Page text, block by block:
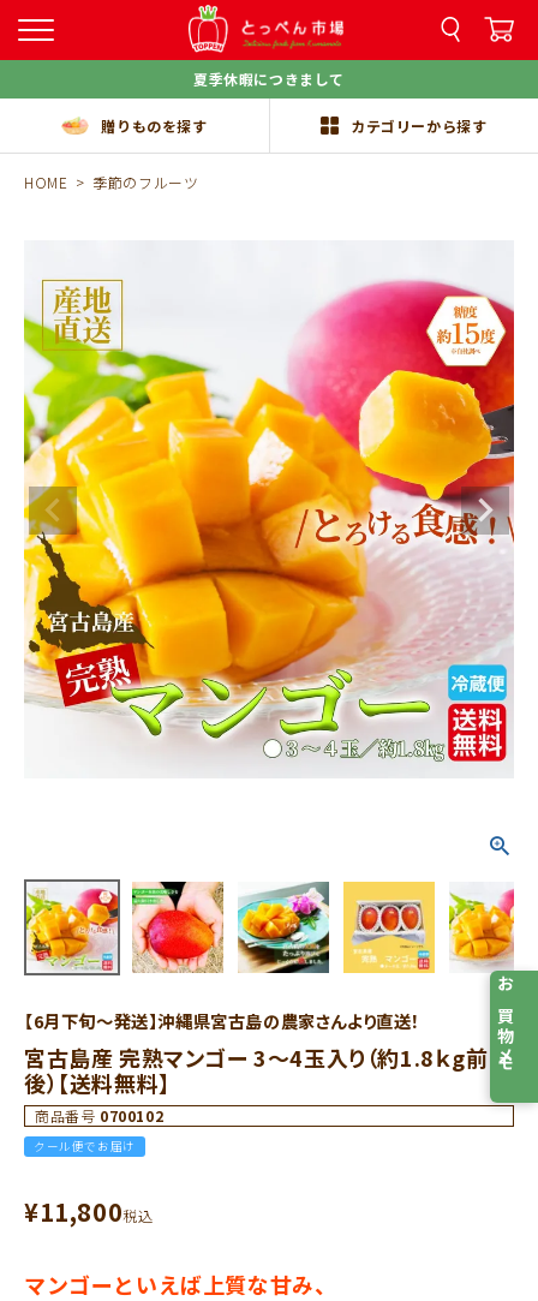
夏季休暇につきまして
贈りものを探す カテゴリーから探す
HOME 季節のフルーツ
【6月下旬～発送】沖縄県宮古島の農家さんより直送！
宮古島産 完熟マンゴー 3～4玉入り（約1.8ｋg前
後）【送料無料】
商品番号 0700102
クール便でお届け
¥11,800税込
マンゴーといえば上質な甘み、
お買物メモ